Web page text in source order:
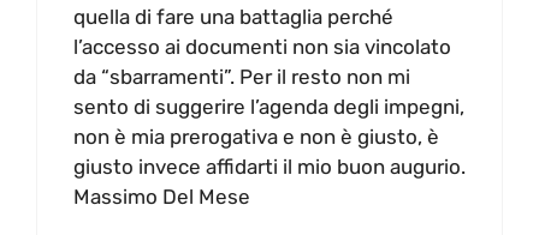
quella di fare una battaglia perché
l’accesso ai documenti non sia vincolato
da “sbarramenti”. Per il resto non mi
sento di suggerire l’agenda degli impegni,
non è mia prerogativa e non è giusto, è
giusto invece affidarti il mio buon augurio.
Massimo Del Mese